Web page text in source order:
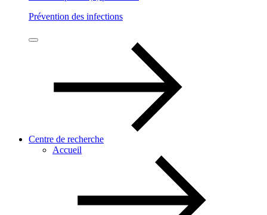
Prévention des infections
Centre de recherche
Accueil